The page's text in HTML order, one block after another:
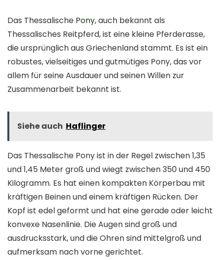
Das Thessalische Pony, auch bekannt als
Thessalisches Reitpferd, ist eine kleine Pferderasse,
die ursprünglich aus Griechenland stammt. Es ist ein
robustes, vielseitiges und gutmütiges Pony, das vor
allem für seine Ausdauer und seinen Willen zur
Zusammenarbeit bekannt ist.
Siehe auch Haflinger
Das Thessalische Pony ist in der Regel zwischen 1,35
und 1,45 Meter groß und wiegt zwischen 350 und 450
Kilogramm. Es hat einen kompakten Körperbau mit
kräftigen Beinen und einem kräftigen Rücken. Der
Kopf ist edel geformt und hat eine gerade oder leicht
konvexe Nasenlinie. Die Augen sind groß und
ausdrucksstark, und die Ohren sind mittelgroß und
aufmerksam nach vorne gerichtet.